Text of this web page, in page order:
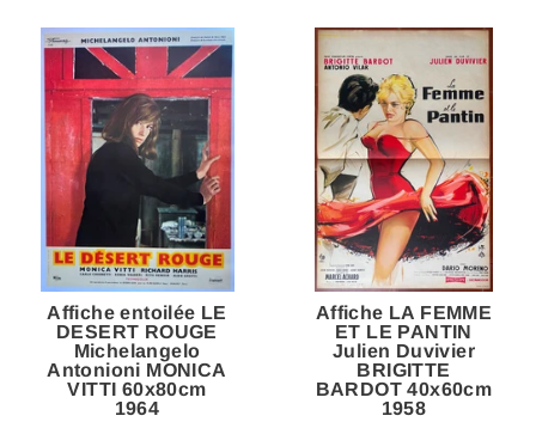
Affiche entoilée LE
DESERT ROUGE
Michelangelo
Antonioni MONICA
VITTI 60x80cm
1964
Affiche LA FEMME
ET LE PANTIN
Julien Duvivier
BRIGITTE
BARDOT 40x60cm
1958